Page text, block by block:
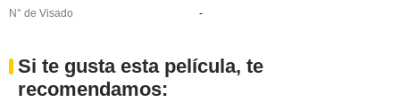
N° de Visado
-
Si te gusta esta película, te
recomendamos: